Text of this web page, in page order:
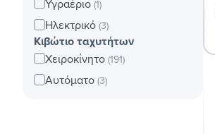
Υγραέριο (1)
Ηλεκτρικό (3)
Κιβώτιο ταχυτήτων
Χειροκίνητο (191)
Αυτόματο (3)